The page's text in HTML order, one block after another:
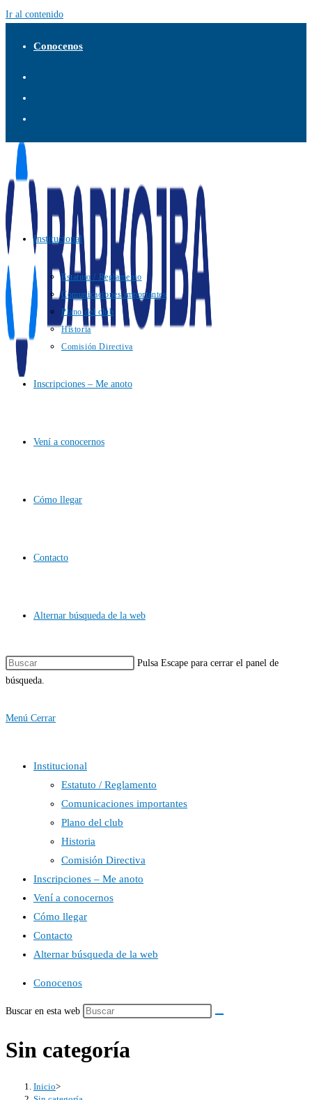
Ir al contenido
Conocenos
Institucional
Estatuto / Reglamento
Comunicaciones importantes
Plano del club
Historia
Comisión Directiva
Inscripciones – Me anoto
Vení a conocernos
Cómo llegar
Contacto
Alternar búsqueda de la web
Pulsa Escape para cerrar el panel de
búsqueda.
Menú Cerrar
Institucional
Estatuto / Reglamento
Comunicaciones importantes
Plano del club
Historia
Comisión Directiva
Inscripciones – Me anoto
Vení a conocernos
Cómo llegar
Contacto
Alternar búsqueda de la web
Conocenos
Buscar en esta web
Sin categoría
Inicio>